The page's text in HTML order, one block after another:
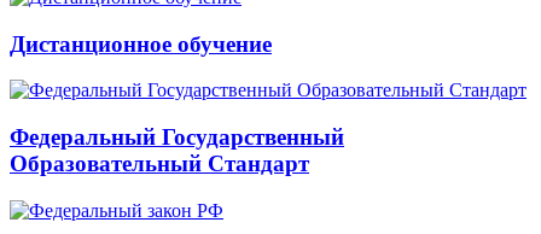
Дистанционное обучение
Федеральный Государственный
Образовательный Стандарт